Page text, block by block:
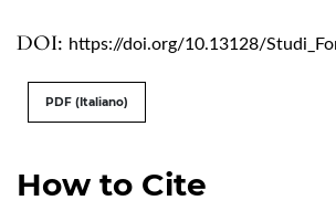
DOI: https://doi.org/10.13128/
How to Cite
PDF (Italiano)